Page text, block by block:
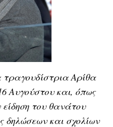
Αρίθα
Αυγούστου και, όπως
του θανάτου
δηλώσεων και σχολίων